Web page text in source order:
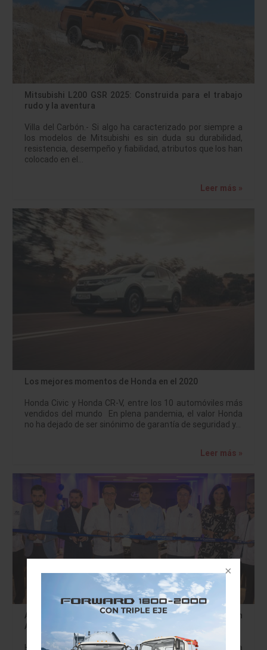
Mitsubishi L200 GSR 2025: Construida para el trabajo
rudo y la aventura
Villa del Carbón.- Si algo ha caracterizado por siempre a
los modelos de Mitsubishi es sin duda su durabilidad,
resistencia, desempeño y fiabilidad, atributos que los han
colocado en el…
Leer más »
Los mejores momentos de Honda en el 2020
Honda Civic y Honda CR-V, entre los 10 automóviles más
vendidos del mundo En plena pandemia, el valor Honda
no ha dejado de ser sinónimo de garantía de seguridad y…
Leer más »
Abre Hyundai City Store, la primera agencia virtual en
América
Hyundai City Store se estrena en Plaza La Isla, en la